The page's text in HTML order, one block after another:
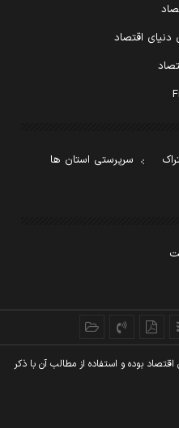
اقتصاد
سرپرستی استان ها
بوده و استفاده از مطالب آن با ذکر